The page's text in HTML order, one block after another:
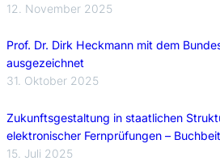
12. November 2025
Prof. Dr. Dirk Heckmann mit dem
ausgezeichnet
31. Oktober 2025
Zukunftsgestaltung in staatlichen
elektronischer Fernprüfungen –
15. Juli 2025